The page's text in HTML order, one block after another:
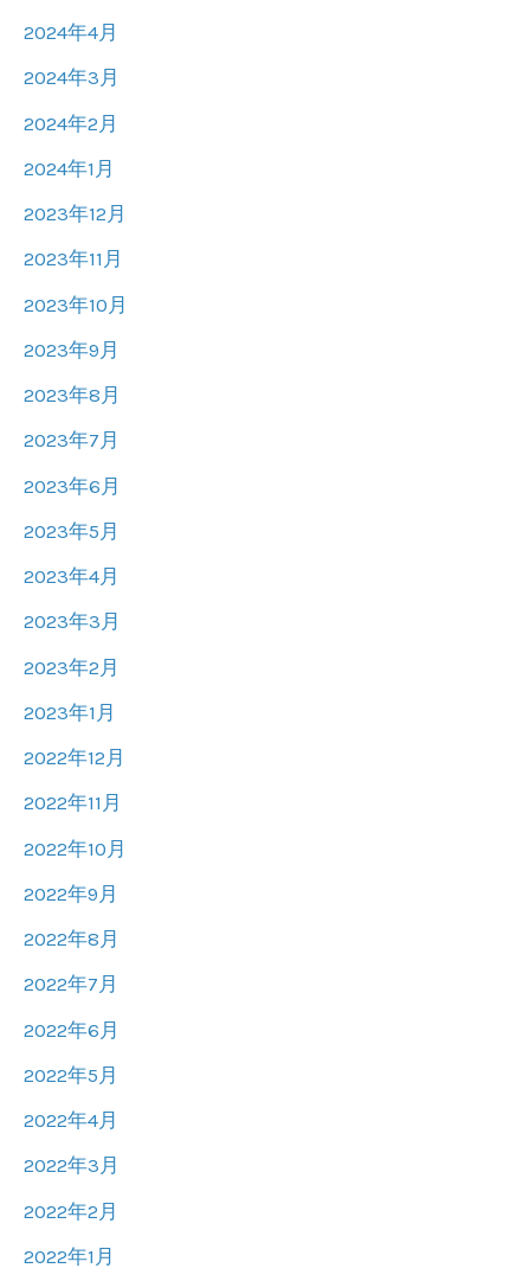
2024年4月
2024年3月
2024年2月
2024年1月
2023年12月
2023年11月
2023年10月
2023年9月
2023年8月
2023年7月
2023年6月
2023年5月
2023年4月
2023年3月
2023年2月
2023年1月
2022年12月
2022年11月
2022年10月
2022年9月
2022年8月
2022年7月
2022年6月
2022年5月
2022年4月
2022年3月
2022年2月
2022年1月